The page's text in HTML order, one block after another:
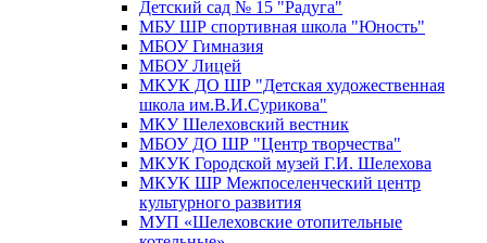
Детский сад № 15 "Радуга"
МБУ ШР спортивная школа "Юность"
МБОУ Гимназия
МБОУ Лицей
МКУК ДО ШР "Детская художественная
школа им.В.И.Сурикова"
МКУ Шелеховский вестник
МБОУ ДО ШР "Центр творчества"
МКУК Городской музей Г.И. Шелехова
МКУК ШР Межпоселенческий центр
культурного развития
МУП «Шелеховские отопительные